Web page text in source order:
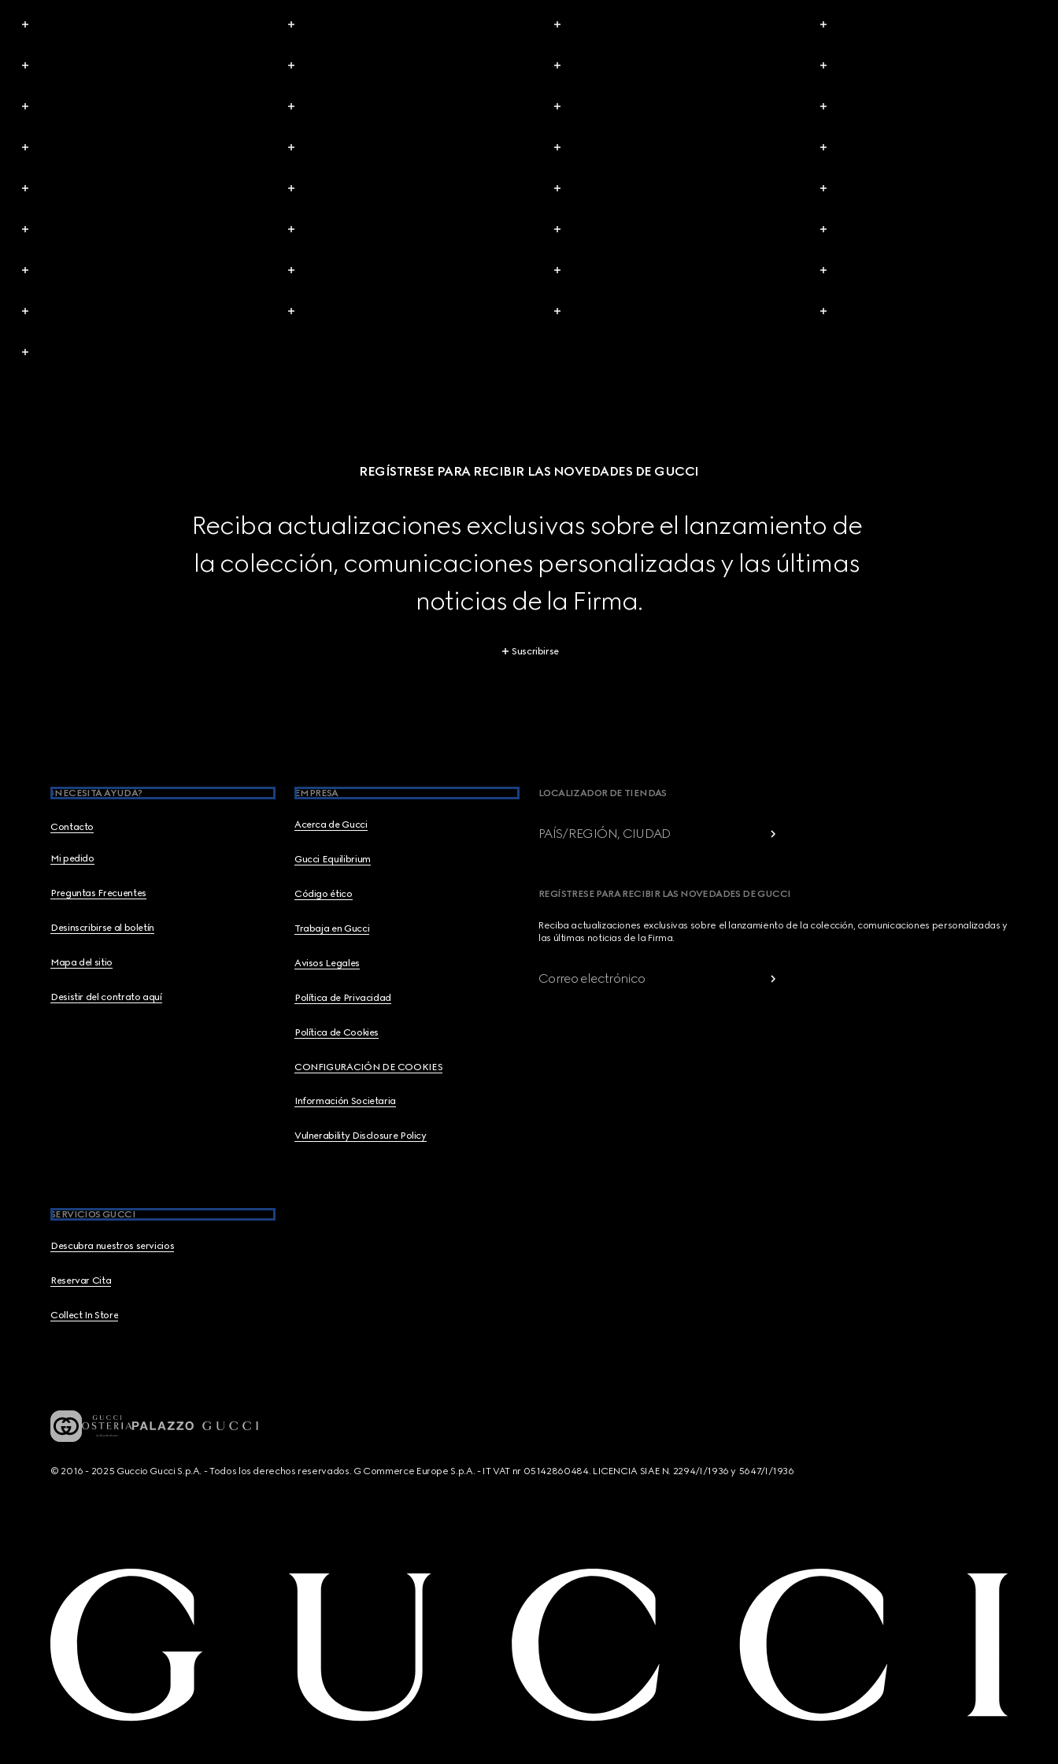
REGÍSTRESE PARA RECIBIR LAS NOVEDADES DE GUCCI
Reciba actualizaciones exclusivas sobre el lanzamiento de
la colección, comunicaciones personalizadas y las últimas
noticias de la Firma.
Suscribirse
¿NECESITA AYUDA?
Contacto
Mi pedido
Preguntas Frecuentes
Desinscribirse al boletín
Mapa del sitio
Desistir del contrato aquí
EMPRESA
Acerca de Gucci
Gucci Equilibrium
Código ético
Trabaja en Gucci
Avisos Legales
Política de Privacidad
Política de Cookies
CONFIGURACIÓN DE COOKIES
Información Societaria
Vulnerability Disclosure Policy
SERVICIOS GUCCI
Descubra nuestros servicios
Reservar Cita
Collect In Store
LOCALIZADOR DE TIENDAS
PAÍS/REGIÓN, CIUDAD
REGÍSTRESE PARA RECIBIR LAS NOVEDADES DE GUCCI
Reciba actualizaciones exclusivas sobre el lanzamiento de la colección, comunicaciones personalizadas y
las últimas noticias de la Firma.
Correo electrónico
© 2016 - 2025 Guccio Gucci S.p.A. - Todos los derechos reservados. G Commerce Europe S.p.A. - IT VAT nr 05142860484. LICENCIA SIAE N. 2294/I/1936 y 5647/I/1936